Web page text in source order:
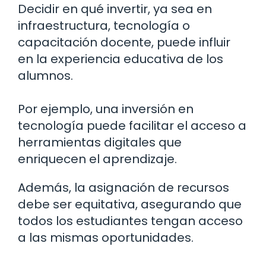
Decidir en qué invertir, ya sea en
infraestructura, tecnología o
capacitación docente, puede influir
en la experiencia educativa de los
alumnos.
Por ejemplo, una inversión en
tecnología puede facilitar el acceso a
herramientas digitales que
enriquecen el aprendizaje.
Además, la asignación de recursos
debe ser equitativa, asegurando que
todos los estudiantes tengan acceso
a las mismas oportunidades.